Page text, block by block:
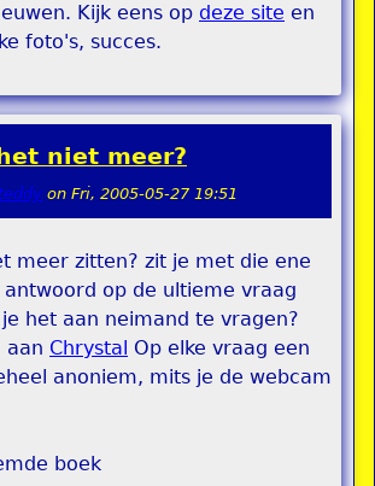
Kijk eens op deze site en
foto's, succes.
niet meer?
teddy on Fri, 2005-05-27 19:51
meer zitten? zit je met die ene
op de ultieme vraag
het aan neimand te vragen?
aan Chrystal Op elke vraag een
anoniem, mits je de webcam